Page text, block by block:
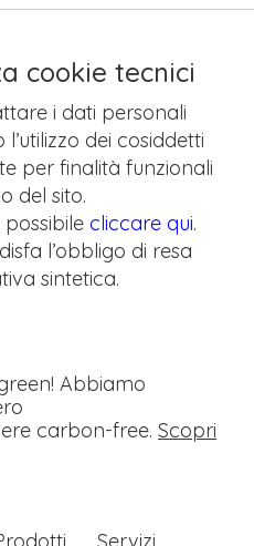
cookie tecnici
i dati personali
dei cosiddetti
per finalità funzionali
del sito.
cliccare qui.
l’obbligo di resa
sintetica.
Abbiamo
carbon-free. Scopri
Servizi